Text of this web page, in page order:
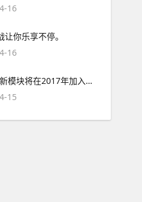
16
让你乐享不停。
16
人开发者的新模块将在2017年加入MotoZ的模块阵营，其中不乏5G通信、电纸书、血糖仪甚至工程测绘模块，有相关需求的普通用户以及专业领域用户也将通过搭载这些模块而获得一部“全新的”M
15